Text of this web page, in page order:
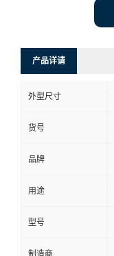
产品详请
外型尺寸
货号
品牌
用途
型号
制造商